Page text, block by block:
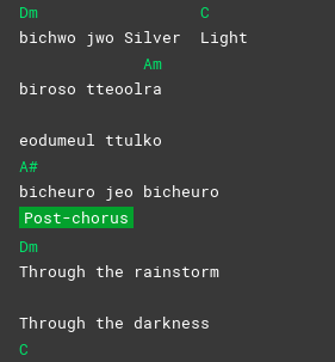
Dm
bichwo jwo Silver
C
Light
biroso tteool
Am
ra
eodumeul ttulko
A#
bicheuro jeo bicheuro
Post-chorus
Dm
Through the rainstorm
Through the darkness
C